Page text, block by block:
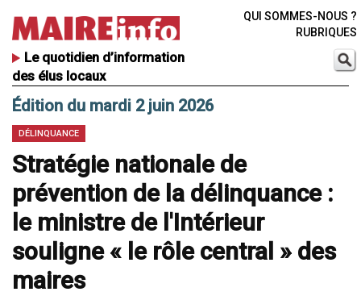
Le quotidien d’information
des élus locaux
QUI SOMMES-NOUS ?
RUBRIQUES
Édition du mardi 2 juin 2026
DÉLINQUANCE
Stratégie nationale de
prévention de la délinquance :
le ministre de l'Intérieur
souligne « le rôle central » des
maires